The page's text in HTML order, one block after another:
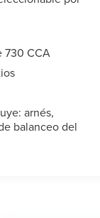
730 CCA
arnés,
balanceo del